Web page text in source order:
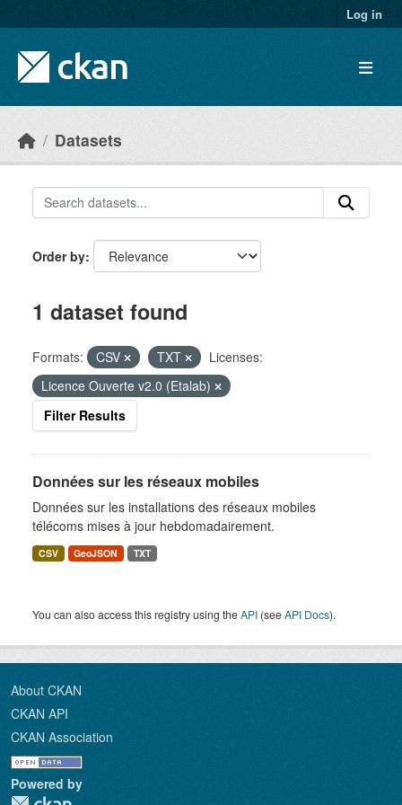
Log in
Datasets
Order by
1 dataset found
Formats: CSV TXT
Licenses:
Licence Ouverte v2.0 (Etalab)
Filter Results
Données sur les réseaux mobiles
Données sur les installations des réseaux mobiles
télécoms mises à jour hebdomadairement.
CSV GeoJSON TXT
You can also access this registry using theAPI (seeAPI Docs).
About CKAN
CKAN API
CKAN Association
Powered by